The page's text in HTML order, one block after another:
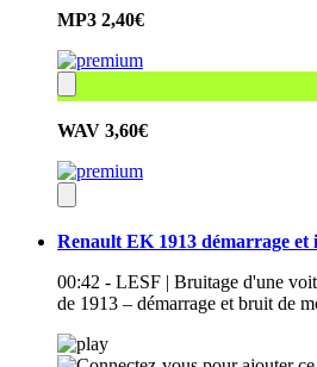
MP3 2,40€
WAV 3,60€
Renault EK 1913 démarrage et
00:42 - LESF | Bruitage d'une
de 1913 – démarrage et bruit de